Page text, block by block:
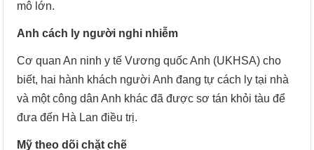
mô lớn.
Anh cách ly người nghi nhiễm
Cơ quan An ninh y tế Vương quốc Anh (UKHSA) cho
biết, hai hành khách người Anh đang tự cách ly tại nhà
và một công dân Anh khác đã được sơ tán khỏi tàu để
đưa đến Hà Lan điều trị.
Mỹ theo dõi chặt chẽ